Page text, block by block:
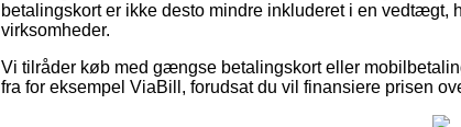
betalingskort er ikke desto mindre inkluderet i en vedtægt,
virksomheder.
Vi tilråder køb med gængse betalingskort eller
fra for eksempel ViaBill, forudsat du vil finansiere prisen